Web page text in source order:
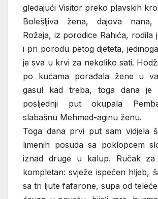
gledajući Visitor preko plavskih
Bolešljiva žena, dajova
Rožaja, iz porodice Rahića, rodila
i pri porodu petog djeteta,
je sva u krvi za nekoliko sati.
po kućama porađala žene u
gasul kad treba, toga dana je
posljednji put okupala
slabašnu Mehmed-aginu ženu.
Toga dana prvi put sam vidjela
limenih posuda sa poklopcem
iznad druge u kalup. Ručak
kompletan: svježe ispečen hljeb,
sa tri ljute fafarone, supa od